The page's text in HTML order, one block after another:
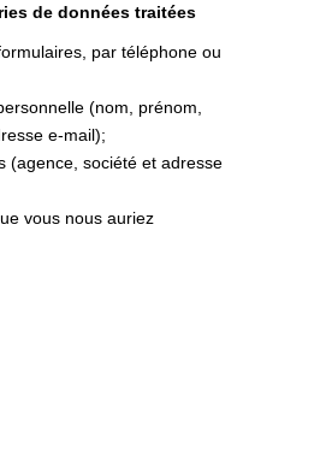
de données traitées
par téléphone ou
(nom, prénom,
e-mail);
(agence, société et adresse
vous nous auriez